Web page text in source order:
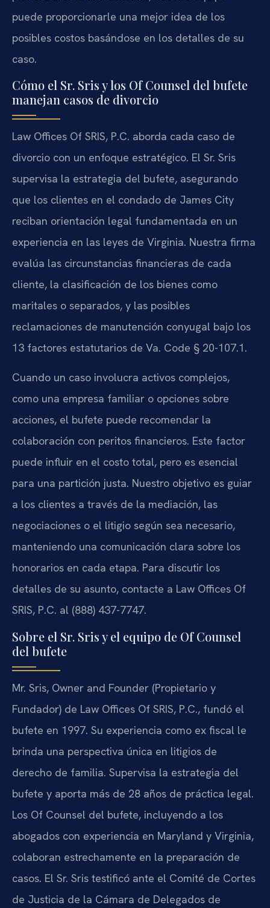
puede proporcionarle una mejor idea de los
posibles costos basándose en los detalles de su
caso.
Cómo el Sr. Sris y los Of Counsel del bufete
manejan casos de divorcio
Law Offices Of SRIS, P.C. aborda cada caso de
divorcio con un enfoque estratégico. El Sr. Sris
supervisa la estrategia del bufete, asegurando
que los clientes en el condado de James City
reciban orientación legal fundamentada en un
experiencia en las leyes de Virginia. Nuestra firma
evalúa las circunstancias financieras de cada
cliente, la clasificación de los bienes como
maritales o separados, y las posibles
reclamaciones de manutención conyugal bajo los
13 factores estatutarios de Va. Code § 20-107.1.
Cuando un caso involucra activos complejos,
como una empresa familiar o opciones sobre
acciones, el bufete puede recomendar la
colaboración con peritos financieros. Este factor
puede influir en el costo total, pero es esencial
para una partición justa. Nuestro objetivo es guiar
a los clientes a través de la mediación, las
negociaciones o el litigio según sea necesario,
manteniendo una comunicación clara sobre los
honorarios en cada etapa. Para discutir los
detalles de su asunto, contacte a Law Offices Of
SRIS, P.C. al (888) 437-7747.
Sobre el Sr. Sris y el equipo de Of Counsel
del bufete
Mr. Sris, Owner and Founder (Propietario y
Fundador) de Law Offices Of SRIS, P.C., fundó el
bufete en 1997. Su experiencia como ex fiscal le
brinda una perspectiva única en litigios de
derecho de familia. Supervisa la estrategia del
bufete y aporta más de 28 años de práctica legal.
Los Of Counsel del bufete, incluyendo a los
abogados con experiencia en Maryland y Virginia,
colaboran estrechamente en la preparación de
casos. El Sr. Sris testificó ante el Comité de Cortes
de Justicia de la Cámara de Delegados de